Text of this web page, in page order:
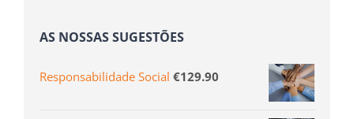
AS NOSSAS SUGESTÕES
Responsabilidade Social €129.90